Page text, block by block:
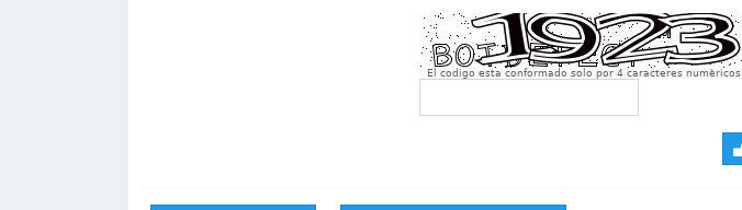
El codigo esta conformado solo por 4 caracteres numèricos